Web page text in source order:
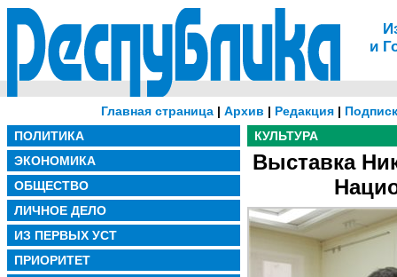
и
Главная страница| Архив | Редакция|
ПОЛИТИКА
ЭКОНОМИКА
ОБЩЕСТВО
ЛИЧНОЕ ДЕЛО
ИЗ ПЕРВЫХ УСТ
ПРИОРИТЕТ
КУЛЬТУРА
Выставка